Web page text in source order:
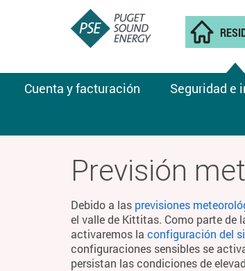
Cuenta y facturación Seguridad e
Previsión
Debido a las previsiones
el valle de Kittitas. Como parte de
activaremos la configuración del
configuraciones sensibles se
persistan las condiciones de